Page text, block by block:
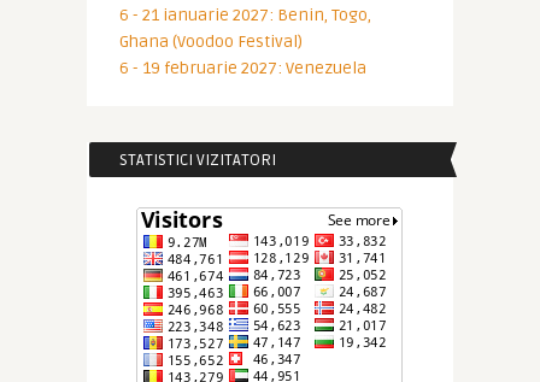
6 - 21 ianuarie 2027: Benin, Togo,
Ghana (Voodoo Festival)
6 - 19 februarie 2027: Venezuela
STATISTICI VIZITATORI